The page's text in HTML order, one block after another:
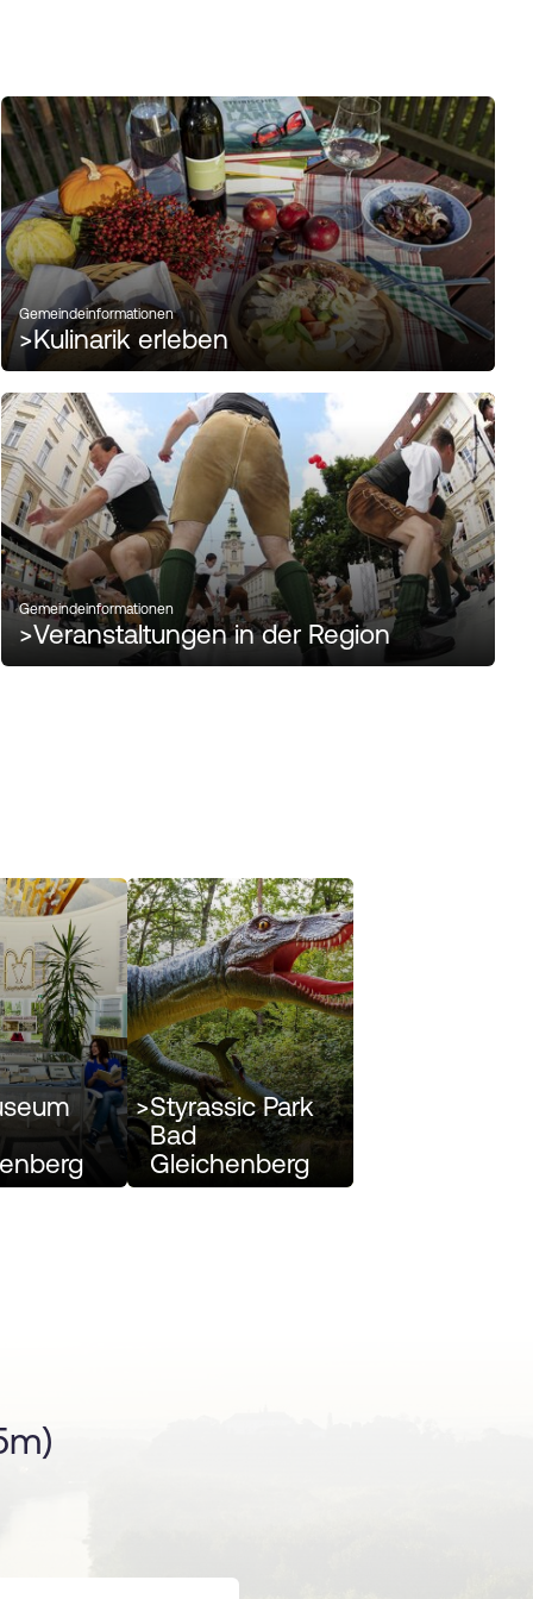
Gemeindeinformationen
>Kulinarik erleben
Gemeindeinformationen
>Veranstaltungen in der Region
>Styrassic Park
Bad
Gleichenberg